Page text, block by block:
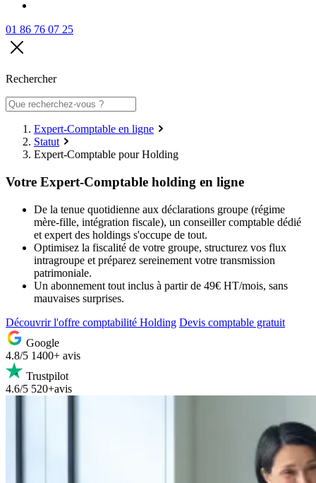
01 86 76 07 25
Rechercher
Expert-Comptable en ligne
Statut
Expert-Comptable pour Holding
Votre Expert-Comptable holding en ligne
De la tenue quotidienne aux déclarations groupe (régime
mère-fille, intégration fiscale), un conseiller comptable dédié
et expert des holdings s'occupe de tout.
Optimisez la fiscalité de votre groupe, structurez vos flux
intragroupe et préparez sereinement votre transmission
patrimoniale.
Un abonnement tout inclus à partir de 49€ HT/mois, sans
mauvaises surprises.
Découvrir l'offre comptabilité Holding Devis comptable gratuit
Google
4.8/5 1400+ avis
Trustpilot
4.6/5 520+avis